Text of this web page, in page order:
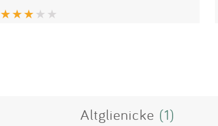
Altglienicke (1)